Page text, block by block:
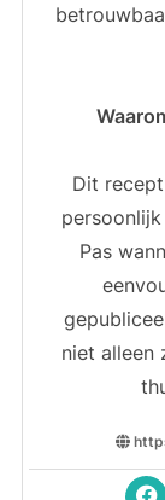
Dit
Pas
niet alleen